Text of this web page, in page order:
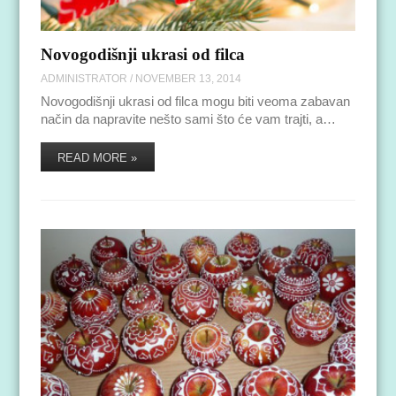
Novogodišnji ukrasi od filca
ADMINISTRATOR / NOVEMBER 13, 2014
Novogodišnji ukrasi od filca mogu biti veoma zabavan
način da napravite nešto sami što će vam trajti, a…
READ MORE »